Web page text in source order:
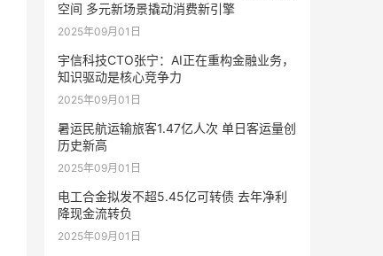
空间 多元新场景撬动消费新引擎
2025年09月01日
宇信科技CTO张宁：AI正在重构金融业务，
知识驱动是核心竞争力
2025年09月01日
暑运民航运输旅客1.47亿人次 单日客运量创
历史新高
2025年09月01日
电工合金拟发不超5.45亿可转债 去年净利
降现金流转负
2025年09月01日